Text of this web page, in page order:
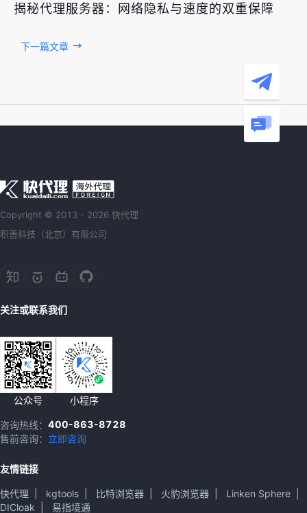
揭秘代理服务器：网络隐私与速度的双重保障
下一篇文章
Copyright © 2013 - 2026 快代理
积善科技（北京）有限公司
关注或联系我们
公众号 小程序
咨询热线： 400-863-8728
售前咨询： 立即咨询
友情链接
快代理 kgtools 比特浏览器 火豹浏览器 Linken Sphere
DICloak
易指境通